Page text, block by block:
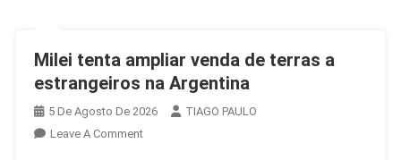
Milei tenta ampliar venda de terras a
estrangeiros na Argentina
5 De Agosto De 2026
TIAGO PAULO
Leave A CommentOn